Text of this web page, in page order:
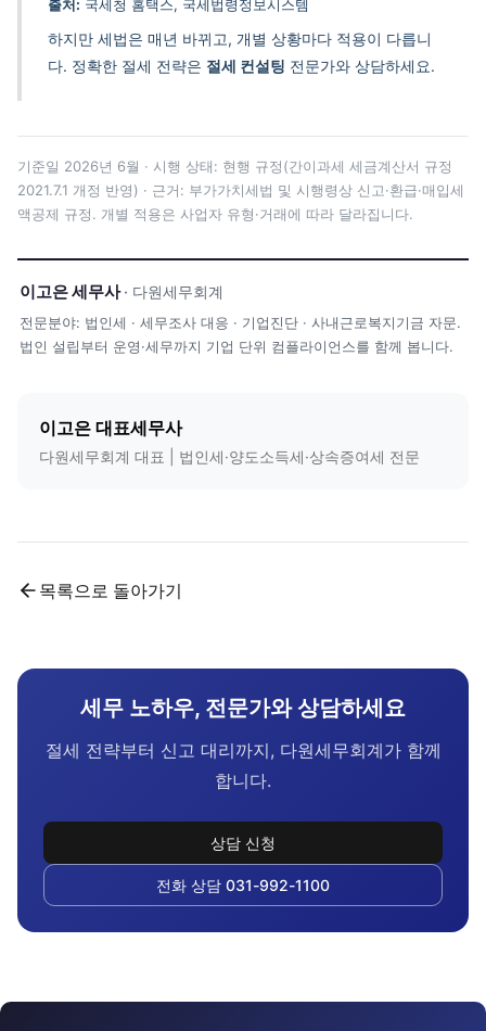
출처: 국세청 홈택스, 국세법령정보시스템
하지만 세법은 매년 바뀌고, 개별 상황마다 적용이 다릅니
다. 정확한 절세 전략은 절세 컨설팅 전문가와 상담하세요.
기준일 2026년 6월 · 시행 상태: 현행 규정(간이과세 세금계산서 규정
2021.7.1 개정 반영) · 근거: 부가가치세법 및 시행령상 신고·환급·매입세
액공제 규정. 개별 적용은 사업자 유형·거래에 따라 달라집니다.
이고은 세무사· 다원세무회계
전문분야: 법인세 · 세무조사 대응 · 기업진단 · 사내근로복지기금 자문.
법인 설립부터 운영·세무까지 기업 단위 컴플라이언스를 함께 봅니다.
이고은 대표세무사
다원세무회계 대표 | 법인세·양도소득세·상속증여세 전문
목록으로 돌아가기
세무 노하우, 전문가와 상담하세요
절세 전략부터 신고 대리까지, 다원세무회계가 함께
합니다.
상담 신청
전화 상담 031-992-1100